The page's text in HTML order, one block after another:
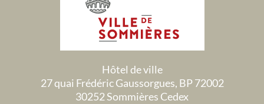
Hôtel de ville
27 quai Frédéric Gaussorgues, BP 72002
30252 Sommières Cedex